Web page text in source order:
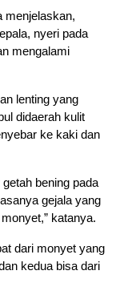
menjelaskan,
nyeri pada
mengalami
lenting yang
didaerah kulit
ke kaki dan
bening pada
gejala yang
katanya.
dari monyet yang
kedua bisa dari